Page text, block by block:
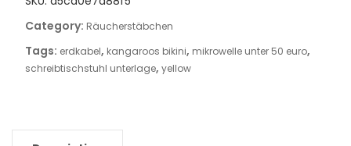
Category: Räucherstäbchen
Tags: erdkabel, kangaroos bikini, mikrowelle unter 50 euro,
schreibtischstuhl unterlage, yellow